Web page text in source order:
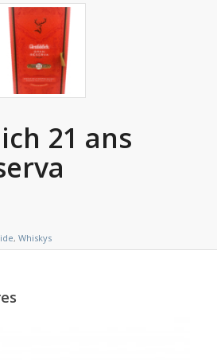
21 ans
, Whiskys